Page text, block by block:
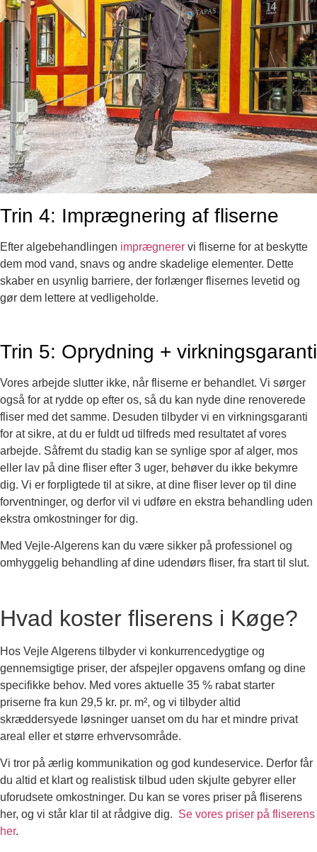
Trin 4: Imprægnering af fliserne
Efter algebehandlingen imprægnerer vi fliserne for at beskytte
dem mod vand, snavs og andre skadelige elementer. Dette
skaber en usynlig barriere, der forlænger flisernes levetid og
gør dem lettere at vedligeholde.
Trin 5: Oprydning + virkningsgaranti
Vores arbejde slutter ikke, når fliserne er behandlet. Vi sørger
også for at rydde op efter os, så du kan nyde dine renoverede
fliser med det samme. Desuden tilbyder vi en virkningsgaranti
for at sikre, at du er fuldt ud tilfreds med resultatet af vores
arbejde. Såfremt du stadig kan se synlige spor af alger, mos
eller lav på dine fliser efter 3 uger, behøver du ikke bekymre
dig. Vi er forpligtede til at sikre, at dine fliser lever op til dine
forventninger, og derfor vil vi udføre en ekstra behandling uden
ekstra omkostninger for dig.
Med Vejle-Algerens kan du være sikker på professionel og
omhyggelig behandling af dine udendørs fliser, fra start til slut.
Hvad koster fliserens i Køge?
Hos Vejle Algerens tilbyder vi konkurrencedygtige og
gennemsigtige priser, der afspejler opgavens omfang og dine
specifikke behov. Med vores aktuelle 35 % rabat starter
priserne fra kun 29,5 kr. pr. m², og vi tilbyder altid
skræddersyede løsninger uanset om du har et mindre privat
areal eller et større erhvervsområde.
Vi tror på ærlig kommunikation og god kundeservice. Derfor får
du altid et klart og realistisk tilbud uden skjulte gebyrer eller
uforudsete omkostninger. Du kan se vores priser på fliserens
her, og vi står klar til at rådgive dig. Se vores priser på fliserens
her.